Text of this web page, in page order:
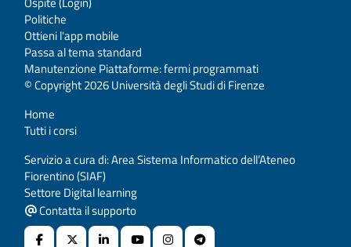
Politiche
Ottieni l'app mobile
Passa al tema standard
Manutenzione Piattaforme: fermi programmati
© Copyright 2026 Università degli Studi di Firenze
Home
Tutti i corsi
Servizio a cura di: Area Sistema Informatico dell’Ateneo
Fiorentino (SIAF)
Settore Digital learning
Contatta il supporto